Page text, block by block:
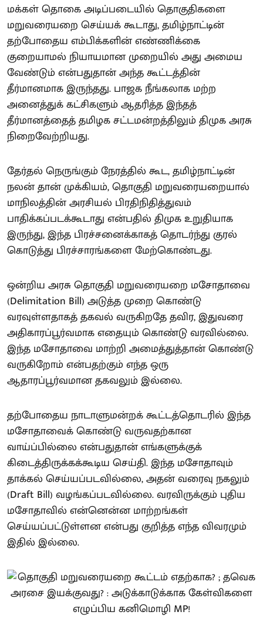
மக்கள் தொகை அடிப்படையில் தொகுதிகளை
மறுவரையறை செய்யக் கூடாது, தமிழ்நாட்டின்
தற்போதைய எம்பிக்களின் எண்ணிக்கை
குறையாமல் நியாயமான முறையில் அது அமைய
வேண்டும் என்பதுதான் அந்த கூட்டத்தின்
தீர்மானமாக இருந்தது. பாஜக நீங்கலாக மற்ற
அனைத்துக் கட்சிகளும் ஆதரித்த இந்தத்
தீர்மானத்தைத் தமிழக சட்டமன்றத்திலும் திமுக அரசு
நிறைவேற்றியது.
தேர்தல் நெருங்கும் நேரத்தில் கூட, தமிழ்நாட்டின்
நலன் தான் முக்கியம், தொகுதி மறுவரையறையால்
மாநிலத்தின் அரசியல் பிரதிநிதித்துவம்
பாதிக்கப்படக்கூடாது என்பதில் திமுக உறுதியாக
இருந்து, இந்த பிரச்சனைக்காகத் தொடர்ந்து குரல்
கொடுத்து பிரச்சாரங்களை மேற்கொண்டது.
ஒன்றிய அரசு தொகுதி மறுவரையறை மசோதாவை
(Delimitation Bill) அடுத்த முறை கொண்டு
வரவுள்ளதாகத் தகவல் வருகிறதே தவிர, இதுவரை
அதிகாரப்பூர்வமாக எதையும் கொண்டு வரவில்லை.
இந்த மசோதாவை மாற்றி அமைத்துத்தான் கொண்டு
வருகிறோம் என்பதற்கும் எந்த ஒரு
ஆதாரப்பூர்வமான தகவலும் இல்லை.
தற்போதைய நாடாளுமன்றக் கூட்டத்தொடரில் இந்த
மசோதாவைக் கொண்டு வருவதற்கான
வாய்ப்பில்லை என்பதுதான் எங்களுக்குக்
கிடைத்திருக்கக்கூடிய செய்தி. இந்த மசோதாவும்
தாக்கல் செய்யப்படவில்லை, அதன் வரைவு நகலும்
(Draft Bill) வழங்கப்படவில்லை. வரவிருக்கும் புதிய
மசோதாவில் என்னென்ன மாற்றங்கள்
செய்யப்பட்டுள்ளன என்பது குறித்த எந்த விவரமும்
இதில் இல்லை.